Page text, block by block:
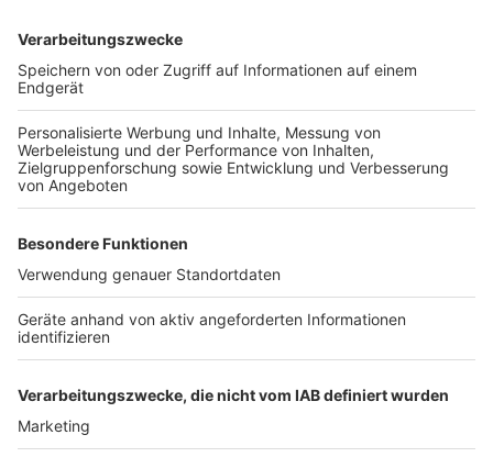
etabliert und bietet Musikfans eine einzigartige
Kulisse mit Blick auf den Tagebau.
Anzeige
Weitere Themen von Rhein und Erft
Anzeige
A4 am Sonntag komplett gesperrt
Elsdorf prüft Lachgasverbot
Hürther Meisen gegen giftige Raupen
Anzeige